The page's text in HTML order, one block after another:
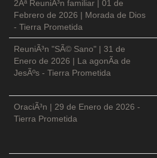
2Âª ReuniÃ³n familiar | 01 de
Febrero de 2026 | Morada de Dios
- Tierra Prometida
ReuniÃ³n "SÃ© Sano" | 31 de
Enero de 2026 | La agonÃ­a de
JesÃºs - Tierra Prometida
OraciÃ³n | 29 de Enero de 2026 -
Tierra Prometida